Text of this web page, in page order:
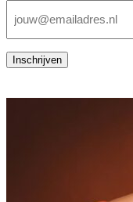
mailadres
Inschrijven